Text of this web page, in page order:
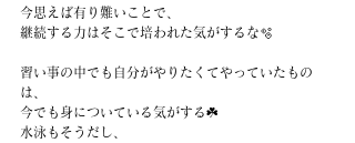
今思えば有り難いことで、
継続する力はそこで培われた気がするな🫧
習い事の中でも自分がやりたくてやっていたもの
は、
今でも身についている気がする☘️
水泳もそうだし、